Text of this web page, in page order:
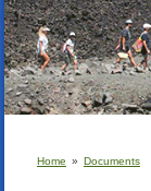
Home » Documents